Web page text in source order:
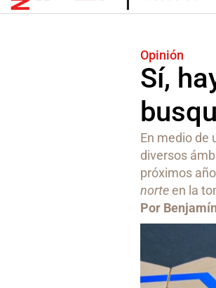
Opinión
Sí,
En medio de
diversos
próximos
norte en la
Por